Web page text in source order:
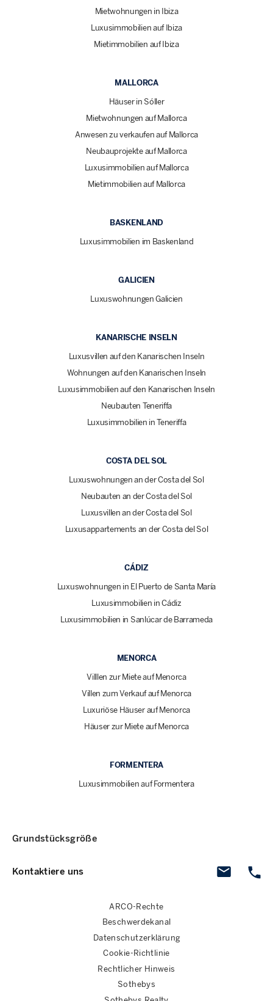
Mietwohnungen in Ibiza
Luxusimmobilien auf Ibiza
Mietimmobilien auf Ibiza
MALLORCA
Häuser in Sóller
Mietwohnungen auf Mallorca
Anwesen zu verkaufen auf Mallorca
Neubauprojekte auf Mallorca
Luxusimmobilien auf Mallorca
Mietimmobilien auf Mallorca
BASKENLAND
Luxusimmobilien im Baskenland
GALICIEN
Luxuswohnungen Galicien
KANARISCHE INSELN
Luxusvillen auf den Kanarischen Inseln
Wohnungen auf den Kanarischen Inseln
Luxusimmobilien auf den Kanarischen Inseln
Neubauten Teneriffa
Luxusimmobilien in Teneriffa
COSTA DEL SOL
Luxuswohnungen an der Costa del Sol
Neubauten an der Costa del Sol
Luxusvillen an der Costa del Sol
Luxusappartements an der Costa del Sol
CÁDIZ
Luxuswohnungen in El Puerto de Santa María
Luxusimmobilien in Cádiz
Luxusimmobilien in Sanlúcar de Barrameda
MENORCA
Villlen zur Miete auf Menorca
Villen zum Verkauf auf Menorca
Luxuriöse Häuser auf Menorca
Häuser zur Miete auf Menorca
FORMENTERA
Luxusimmobilien auf Formentera
Kontaktiere uns
Grundstücksgröße
ARCO-Rechte
Beschwerdekanal
Datenschutzerklärung
Cookie-Richtlinie
Rechtlicher Hinweis
Sothebys